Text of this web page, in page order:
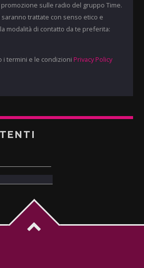
sulle radio del gruppo Time.
trattate con senso etico e
modalità di contatto da te preferita:
i termini e le condizioni Privacy Policy